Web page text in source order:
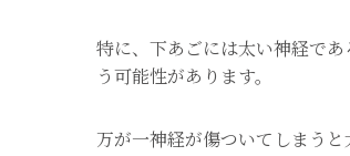
特に、下あごには太い神経で
う可能性があります。
万が一神経が傷ついてしまうと